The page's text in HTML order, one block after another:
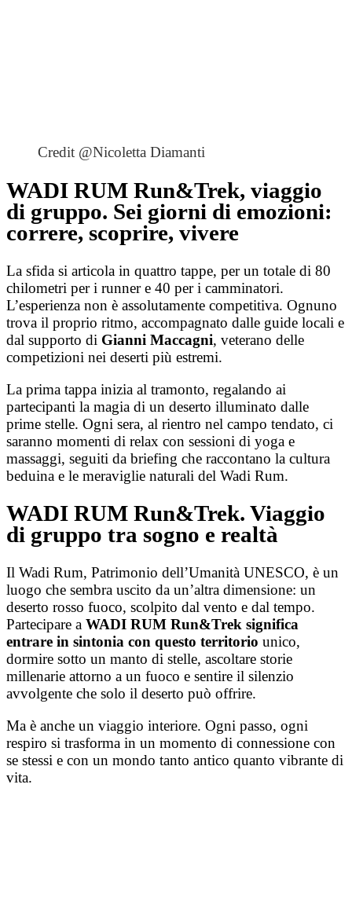
Credit @Nicoletta Diamanti
WADI RUM Run&Trek, viaggio
di gruppo. Sei giorni di emozioni:
correre, scoprire, vivere
La sfida si articola in quattro tappe, per un totale di 80
chilometri per i runner e 40 per i camminatori.
L’esperienza non è assolutamente competitiva. Ognuno
trova il proprio ritmo, accompagnato dalle guide locali e
dal supporto di Gianni Maccagni, veterano delle
competizioni nei deserti più estremi.
La prima tappa inizia al tramonto, regalando ai
partecipanti la magia di un deserto illuminato dalle
prime stelle. Ogni sera, al rientro nel campo tendato, ci
saranno momenti di relax con sessioni di yoga e
massaggi, seguiti da briefing che raccontano la cultura
beduina e le meraviglie naturali del Wadi Rum.
WADI RUM Run&Trek. Viaggio
di gruppo tra sogno e realtà
Il Wadi Rum, Patrimonio dell’Umanità UNESCO, è un
luogo che sembra uscito da un’altra dimensione: un
deserto rosso fuoco, scolpito dal vento e dal tempo.
Partecipare a WADI RUM Run&Trek significa
entrare in sintonia con questo territorio unico,
dormire sotto un manto di stelle, ascoltare storie
millenarie attorno a un fuoco e sentire il silenzio
avvolgente che solo il deserto può offrire.
Ma è anche un viaggio interiore. Ogni passo, ogni
respiro si trasforma in un momento di connessione con
se stessi e con un mondo tanto antico quanto vibrante di
vita.